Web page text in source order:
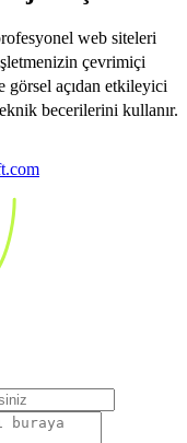
web siteleri
çevrimiçi
görsel açıdan etkileyici
becerilerini kullanır.